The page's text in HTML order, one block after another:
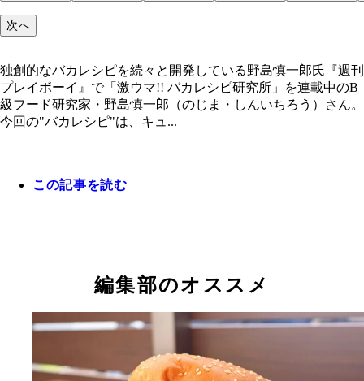
だけで漬かり方が全然違う！
ま1時間以上漬け込もう
大満足間違いなし！
マさ！ ほかにもお好みで、ぜひ！
次へ
独創的なバカレシピを続々と開発している野島慎一郎氏『週刊
プレイボーイ』で「激ウマ!! バカレシピ研究所」を連載中のB
級フード研究家・野島慎一郎（のじま・しんいちろう）さん。
今回の"バカレシピ"は、キュ...
この記事を読む
編集部のオススメ